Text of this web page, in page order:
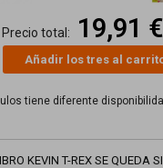
Precio total: 19,91 €
Añadir los tres al
tiene diferente
KEVIN T-REX SE QUEDA